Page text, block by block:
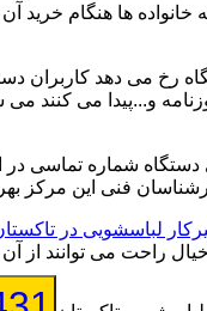
ها هنگام خرید
رخ می دهد کاربران
و...پیدا می
دستگاه شماره تماسی
فنی این مرکز
لباسشویی در
راحت می توانند از آن